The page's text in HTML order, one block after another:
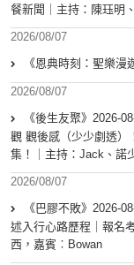
餐新聞｜主持：陳珏明
2026/08/07
《恩典時刻：聖樂
2026/08/07
《後生友聚》2026-
觀 觀後感（少少劇透）
集！｜主持：Jack、諾
2026/08/07
《巴膠不敗》2026-
述入行心路歷程｜報名
西，嘉賓︰Bowan